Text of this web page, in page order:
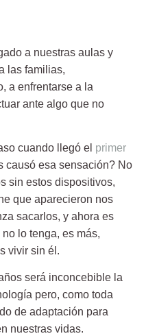
a nuestras aulas y
las familias,
a enfrentarse a la
ante algo que no
cuando llegó el primer
causó esa sensación? No
sin estos dispositivos,
que aparecieron nos
sacarlos, y ahora es
lo tenga, es más,
vivir sin él.
será inconcebible la
pero, como toda
de adaptación para
nuestras vidas.